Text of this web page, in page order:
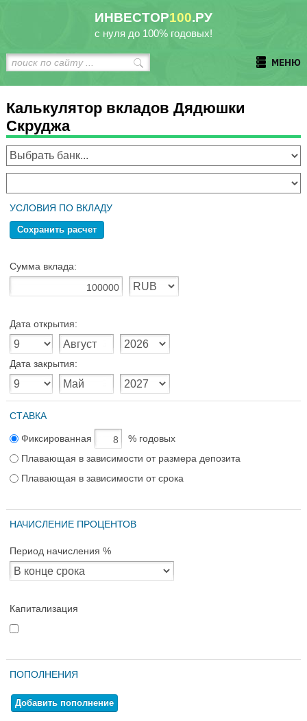
ИНВЕСТОР100.РУ
с нуля до 100% годовых!
МЕНЮ
Калькулятор вкладов Дядюшки
Скруджа
УСЛОВИЯ ПО ВКЛАДУ
Сохранить расчет
Сумма вклада:
Дата открытия:
Дата закрытия:
СТАВКА
Фиксированная
% годовых
Плавающая в зависимости от размера депозита
Плавающая в зависимости от срока
НАЧИСЛЕНИЕ ПРОЦЕНТОВ
Период начисления %
Капитализация
ПОПОЛНЕНИЯ
Добавить пополнение